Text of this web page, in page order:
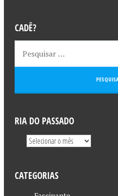
CADÊ?
RIA DO PASSADO
CATEGORIAS